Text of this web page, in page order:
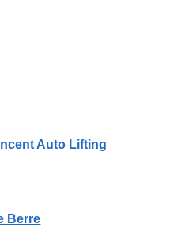
Auto Lifting
Berre